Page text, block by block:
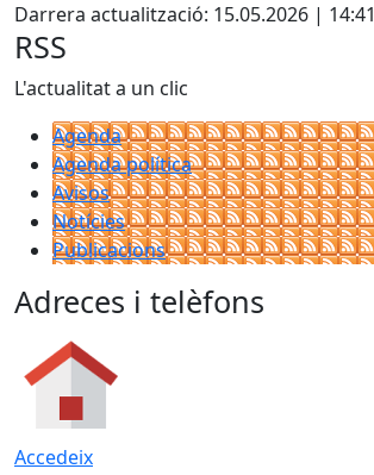
Darrera actualització: 15.05.2026 | 14:41
RSS
L'actualitat a un clic
Agenda
Agenda política
Avisos
Notícies
Publicacions
Adreces i telèfons
Accedeix